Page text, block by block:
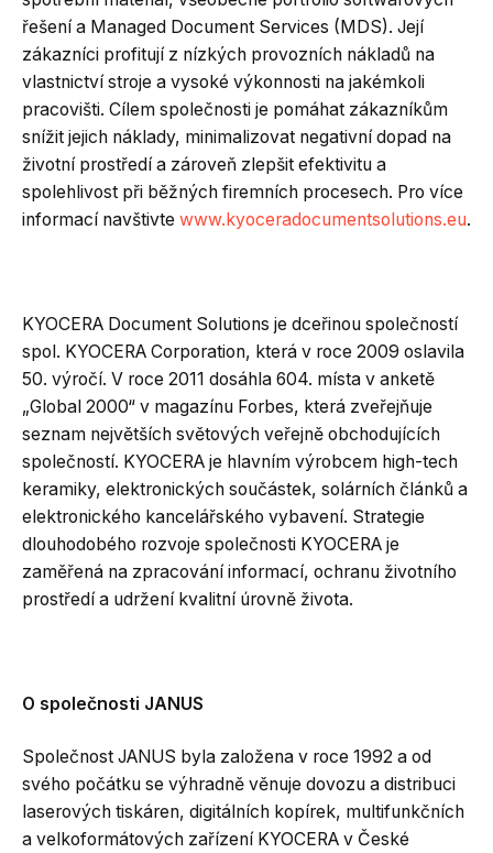
řešení a Managed Document Services (MDS). Její
zákazníci profitují z nízkých provozních nákladů na
vlastnictví stroje a vysoké výkonnosti na jakémkoli
pracovišti. Cílem společnosti je pomáhat zákazníkům
snížit jejich náklady, minimalizovat negativní dopad na
životní prostředí a zároveň zlepšit efektivitu a
spolehlivost při běžných firemních procesech. Pro více
informací navštivte www.kyoceradocumentsolutions.eu.
KYOCERA Document Solutions je dceřinou společností
spol. KYOCERA Corporation, která v roce 2009 oslavila
50. výročí. V roce 2011 dosáhla 604. místa v anketě
„Global 2000“ v magazínu Forbes, která zveřejňuje
seznam největších světových veřejně obchodujících
společností. KYOCERA je hlavním výrobcem high-tech
keramiky, elektronických součástek, solárních článků a
elektronického kancelářského vybavení. Strategie
dlouhodobého rozvoje společnosti KYOCERA je
zaměřená na zpracování informací, ochranu životního
prostředí a udržení kvalitní úrovně života.
O společnosti JANUS
Společnost JANUS byla založena v roce 1992 a od
svého počátku se výhradně věnuje dovozu a distribuci
laserových tiskáren, digitálních kopírek, multifunkčních
a velkoformátových zařízení KYOCERA v České